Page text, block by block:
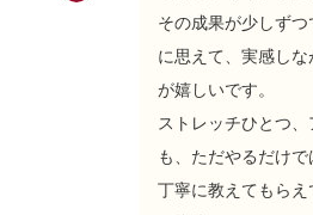
その成果が少しず
に思えて、実感し
が嬉しいです。
ストレッチひとつ
も、ただやるだけ
丁寧に教えてもら